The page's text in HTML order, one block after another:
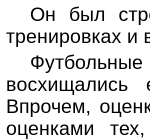
Он был
тренировках и
восхищались
Впрочем,
оценками